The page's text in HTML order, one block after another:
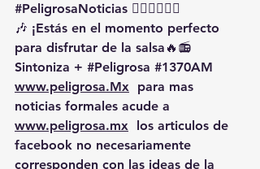
#PeligrosaNoticias 🏳️‍🌈⚖️👨‍👩‍👦
🎶 ¡Estás en el momento perfecto
para disfrutar de la salsa🔥📻
Sintoniza + #Peligrosa #1370AM
www.peligrosa.Mx para mas
noticias formales acude a
www.peligrosa.mx los articulos de
facebook no necesariamente
corresponden con las ideas de la